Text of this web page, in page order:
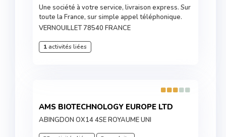
Une société à votre service, livraison express. Sur
toute la France, sur simple appel téléphonique.
VERNOUILLET 78540 FRANCE
1activités liées
AMS BIOTECHNOLOGY EUROPE LTD
ABINGDON OX14 4SE ROYAUME UNI